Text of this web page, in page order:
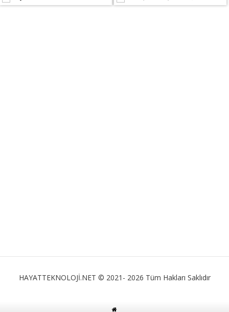
HAYATTEKNOLOJİ.NET © 2021- 2026 Tüm Hakları Saklıdır